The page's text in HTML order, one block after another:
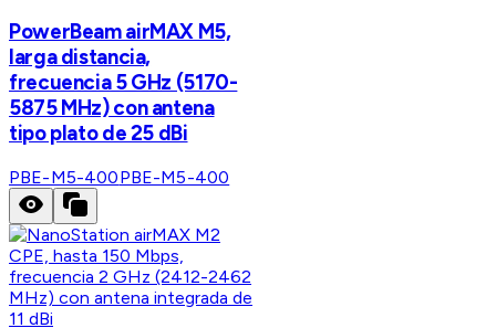
PowerBeam airMAX M5,
larga distancia,
frecuencia 5 GHz (5170-
5875 MHz) con antena
tipo plato de 25 dBi
PBE-M5-400PBE-M5-400